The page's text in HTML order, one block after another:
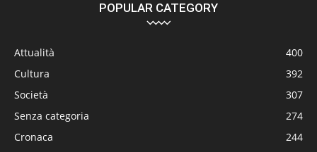
POPULAR CATEGORY
Attualità
400
Cultura
392
Società
307
Senza categoria
274
Cronaca
244